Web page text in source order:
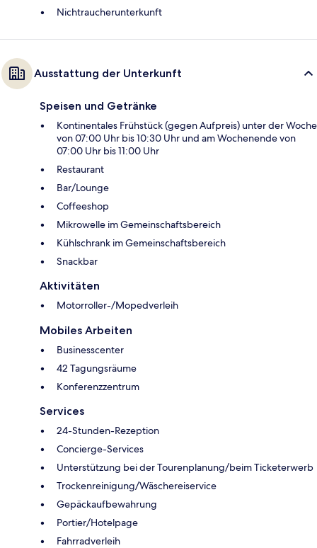
Nichtraucherunterkunft
Ausstattung der Unterkunft
Speisen und Getränke
Kontinentales Frühstück (gegen Aufpreis) unter der Woche
von 07:00 Uhr bis 10:30 Uhr und am Wochenende von
07:00 Uhr bis 11:00 Uhr
Restaurant
Bar/Lounge
Coffeeshop
Mikrowelle im Gemeinschaftsbereich
Kühlschrank im Gemeinschaftsbereich
Snackbar
Aktivitäten
Motorroller-/Mopedverleih
Mobiles Arbeiten
Businesscenter
42 Tagungsräume
Konferenzzentrum
Services
24-Stunden-Rezeption
Concierge-Services
Unterstützung bei der Tourenplanung/beim Ticketerwerb
Trockenreinigung/Wäschereiservice
Gepäckaufbewahrung
Portier/Hotelpage
Fahrradverleih